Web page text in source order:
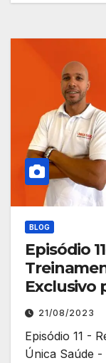
BLOG
Episódio
Exclusivo
planos de
21/08/2023
Episódio 11 -
Única Saúde